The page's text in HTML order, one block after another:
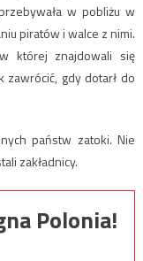
w pobliżu w
piratów i walce z nimi.
w której znajdowali się
zawrócić, gdy dotarł do
państw zatoki. Nie
zakładnicy.
Polonia!